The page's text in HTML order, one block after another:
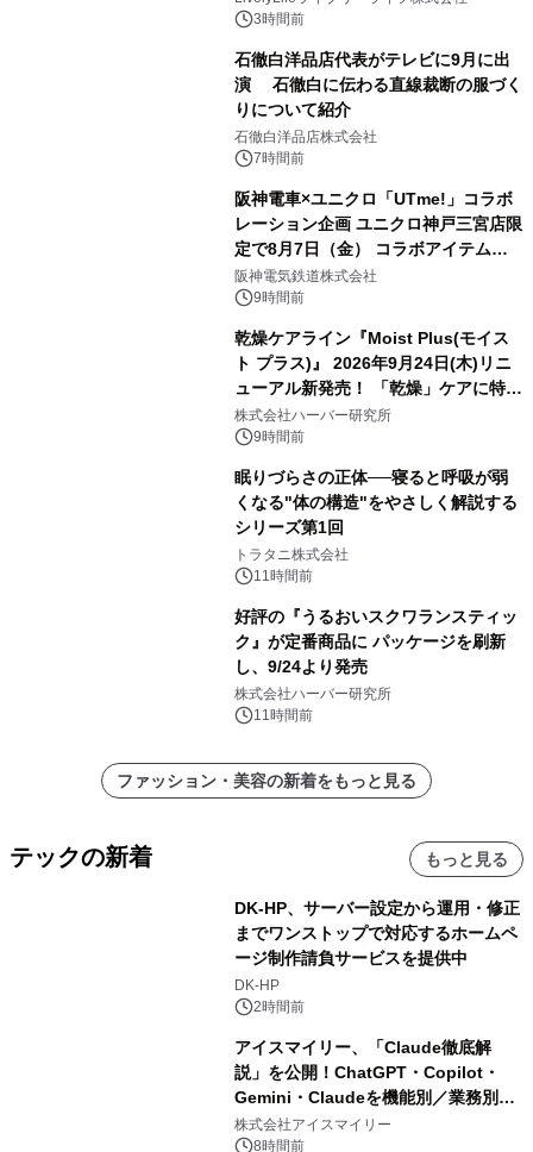
3時間前
石徹白洋品店代表がテレビに9月に出
演 石徹白に伝わる直線裁断の服づく
りについて紹介
石徹白洋品店株式会社
7時間前
阪神電車×ユニクロ「UTme!」コラボ
レーション企画 ユニクロ神戸三宮店限
定で8月7日（金） コラボアイテムが
発売決定！
阪神電気鉄道株式会社
9時間前
乾燥ケアライン『Moist Plus(モイス
ト プラス)』 2026年9月24日(木)リニ
ューアル新発売！ 「乾燥」ケアに特化
し、ライン使いで潤いに満ちた肌へ
株式会社ハーバー研究所
9時間前
眠りづらさの正体──寝ると呼吸が弱
くなる"体の構造"をやさしく解説する
シリーズ第1回
トラタニ株式会社
11時間前
好評の『うるおいスクワランスティッ
ク』が定番商品に パッケージを刷新
し、9/24より発売
株式会社ハーバー研究所
11時間前
ファッション・美容の新着をもっと見る
テックの新着 もっと見る
DK-HP、サーバー設定から運用・修正
までワンストップで対応するホームペ
ージ制作請負サービスを提供中
DK-HP
2時間前
アイスマイリー、「Claude徹底解
説」を公開！ChatGPT・Copilot・
Gemini・Claudeを機能別／業務別に
比較―自社に合う生成AIの選び方がわ
かる実践ガイド
株式会社アイスマイリー
8時間前